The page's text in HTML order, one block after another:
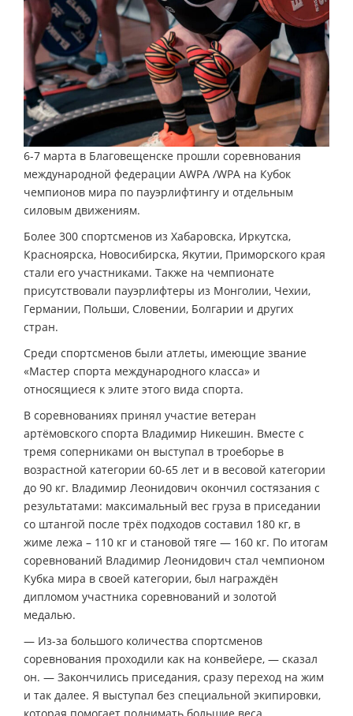
6-7 марта в Благовещенске прошли соревнования
международной федерации AWPA /WPA на Кубок
чемпионов мира по пауэрлифтингу и отдельным
силовым движениям.
Более 300 спортсменов из Хабаровска, Иркутска,
Красноярска, Новосибирска, Якутии, Приморского края
стали его участниками. Также на чемпионате
присутствовали пауэрлифтеры из Монголии, Чехии,
Германии, Польши, Словении, Болгарии и других
стран.
Среди спортсменов были атлеты, имеющие звание
«Мастер спорта международного класса» и
относящиеся к элите этого вида спорта.
В соревнованиях принял участие ветеран
артёмовского спорта Владимир Никешин. Вместе с
тремя соперниками он выступал в троеборье в
возрастной категории 60-65 лет и в весовой категории
до 90 кг. Владимир Леонидович окончил состязания с
результатами: максимальный вес груза в приседании
со штангой после трёх подходов составил 180 кг, в
жиме лежа – 110 кг и становой тяге — 160 кг. По итогам
соревнований Владимир Леонидович стал чемпионом
Кубка мира в своей категории, был награждён
дипломом участника соревнований и золотой
медалью.
— Из-за большого количества спортсменов
соревнования проходили как на конвейере, — сказал
он. — Закончились приседания, сразу переход на жим
и так далее. Я выступал без специальной экипировки,